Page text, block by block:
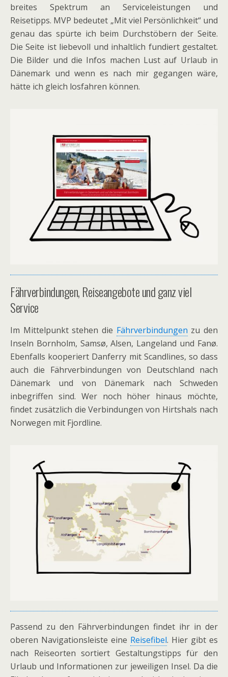
breites Spektrum an Serviceleistungen und
Reisetipps. MVP bedeutet „Mit viel Persönlichkeit“ und
genau das spürte ich beim Durchstöbern der Seite.
Die Seite ist liebevoll und inhaltlich fundiert gestaltet.
Die Bilder und die Infos machen Lust auf Urlaub in
Dänemark und wenn es nach mir gegangen wäre,
hätte ich gleich losfahren können.
Fährverbindungen, Reiseangebote und ganz viel
Service
Im Mittelpunkt stehen die Fährverbindungen zu den
Inseln Bornholm, Samsø, Alsen, Langeland und Fanø.
Ebenfalls kooperiert Danferry mit Scandlines, so dass
auch die Fährverbindungen von Deutschland nach
Dänemark und von Dänemark nach Schweden
inbegriffen sind. Wer noch höher hinaus möchte,
findet zusätzlich die Verbindungen von Hirtshals nach
Norwegen mit Fjordline.
Passend zu den Fährverbindungen findet ihr in der
oberen Navigationsleiste eine Reisefibel. Hier gibt es
nach Reiseorten sortiert Gestaltungstipps für den
Urlaub und Informationen zur jeweiligen Insel. Da die